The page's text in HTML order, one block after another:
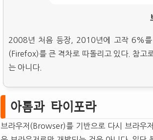
2008년 처음 등장, 2010년에 고작 6%
(Firefox)를 큰 격차로 따돌리고 있다. 참고
는 아니다.
아톰과 타이포라
브라우저(Browser)를 기반으로 다시 브라우